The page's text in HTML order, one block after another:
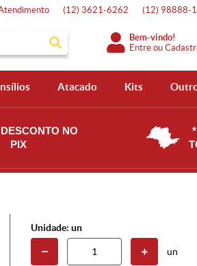
(12) 3621-6262 (12) 98888-
Bem-vindo!
Entre ou
Atacado Kits
NO
PIX
Unidade: un
un